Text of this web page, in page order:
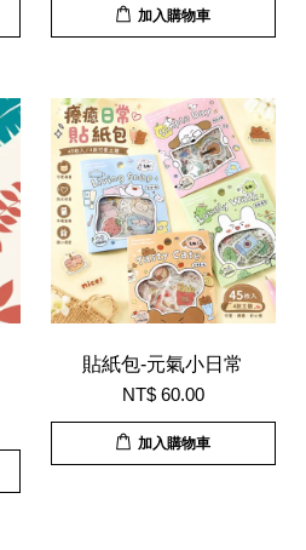
加入購物車
貼紙包-元氣小日常
NT$ 60.00
加入購物車